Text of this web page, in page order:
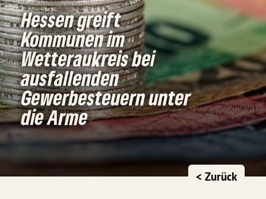
Hessen greift
Kommunen im
Wetteraukreis bei
ausfallenden
Gewerbesteuern unter
die Arme
< Zurück